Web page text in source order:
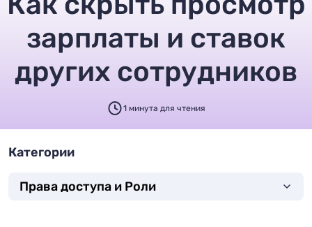
зарплаты и ставок
других сотрудников
1 минута для чтения
Категории
Права доступа и Роли